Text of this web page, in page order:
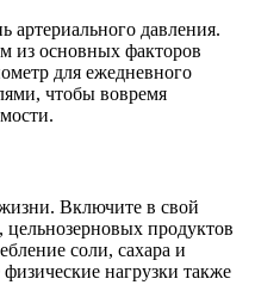
артериального давления.
из основных факторов
для ежедневного
чтобы вовремя
Включите в свой
продуктов
соли, сахара и
нагрузки также